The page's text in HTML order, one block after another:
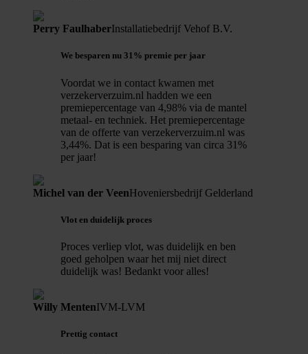
Perry FaulhaberInstallatiebedrijf Vehof B.V.
We besparen nu 31% premie per jaar
Voordat we in contact kwamen met
verzekerverzuim.nl hadden we een
premiepercentage van 4,98% via de mantel
metaal- en techniek. Het premiepercentage
van de offerte van verzekerverzuim.nl was
3,44%. Dat is een besparing van circa 31%
per jaar!
Michel van der VeenHoveniersbedrijf Gelderland
Vlot en duidelijk proces
Proces verliep vlot, was duidelijk en ben
goed geholpen waar het mij niet direct
duidelijk was! Bedankt voor alles!
Willy MentenIVM-LVM
Prettig contact